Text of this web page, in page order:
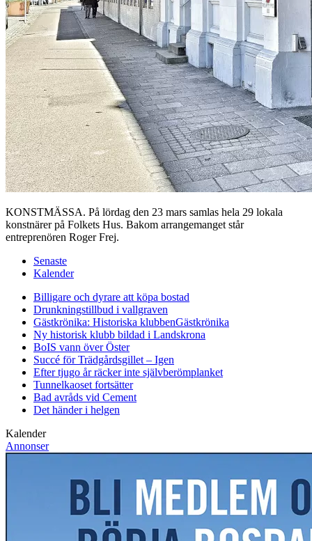
KONSTMÄSSA. På lördag den 23 mars samlas hela 29 lokala
konstnärer på Folkets Hus. Bakom arrangemanget står
entreprenören Roger Frej.
Senaste
Kalender
Billigare och dyrare att köpa bostad
Drunkningstillbud i vallgraven
Gästkrönika: Historiska klubbenGästkrönika
Ny historisk klubb bildad i Landskrona
BoIS vann över Öster
Succé för Trädgårdsgillet – Igen
Efter tjugo år räcker inte självberömplanket
Tunnelkaoset fortsätter
Bad avråds vid Cement
Det händer i helgen
Kalender
Annonser